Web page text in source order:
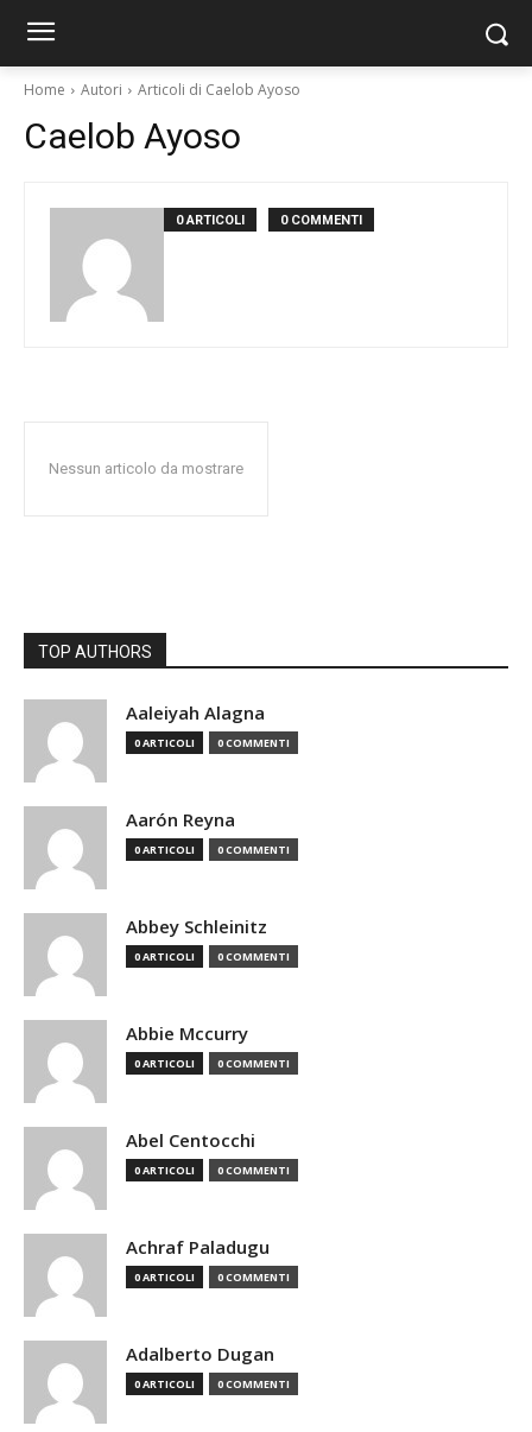
Home Autori Articoli di Caelob Ayoso
Caelob Ayoso
0 ARTICOLI 0 COMMENTI
Nessun articolo da mostrare
TOP AUTHORS
Aaleiyah Alagna
0 ARTICOLI 0 COMMENTI
Aarón Reyna
0 ARTICOLI 0 COMMENTI
Abbey Schleinitz
0 ARTICOLI 0 COMMENTI
Abbie Mccurry
0 ARTICOLI 0 COMMENTI
Abel Centocchi
0 ARTICOLI 0 COMMENTI
Achraf Paladugu
0 ARTICOLI 0 COMMENTI
Adalberto Dugan
0 ARTICOLI 0 COMMENTI